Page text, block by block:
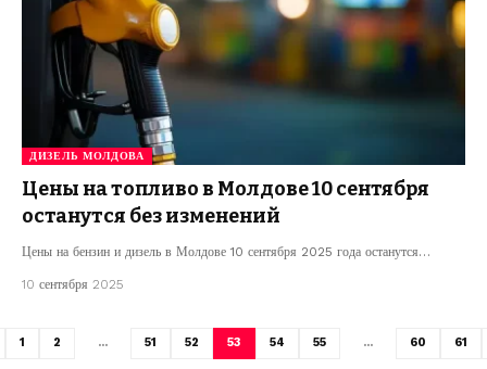
ДИЗЕЛЬ МОЛДОВА
Цены на топливо в Молдове 10 сентября
останутся без изменений
Цены на бензин и дизель в Молдове 10 сентября 2025 года останутся…
10 сентября 2025
1 2 … 51 52 53 54 55 … 60 61